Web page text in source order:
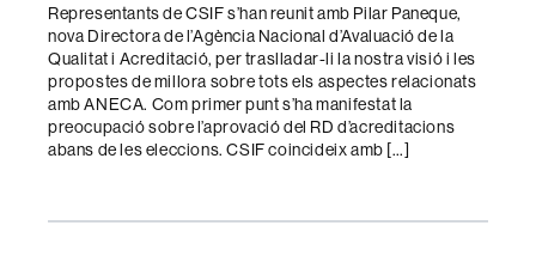
Representants de CSIF s’han reunit amb Pilar Paneque,
nova Directora de l’Agència Nacional d’Avaluació de la
Qualitat i Acreditació, per traslladar-li la nostra visió i les
propostes de millora sobre tots els aspectes relacionats
amb ANECA. Com primer punt s’ha manifestat la
preocupació sobre l’aprovació del RD d’acreditacions
abans de les eleccions. CSIF coincideix amb […]